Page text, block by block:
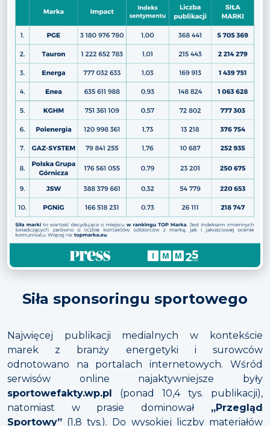
Siła sponsoringu sportowego
Najwięcej publikacji medialnych w kontekście
marek z branży energetyki i surowców
odnotowano na portalach internetowych. Wśród
serwisów online najaktywniejsze były
sportowefakty.wp.pl (ponad 10,4 tys. publikacji),
natomiast w prasie dominował „Przegląd
Sportowy” (1,8 tys.). Do wysokiej liczby materiałów